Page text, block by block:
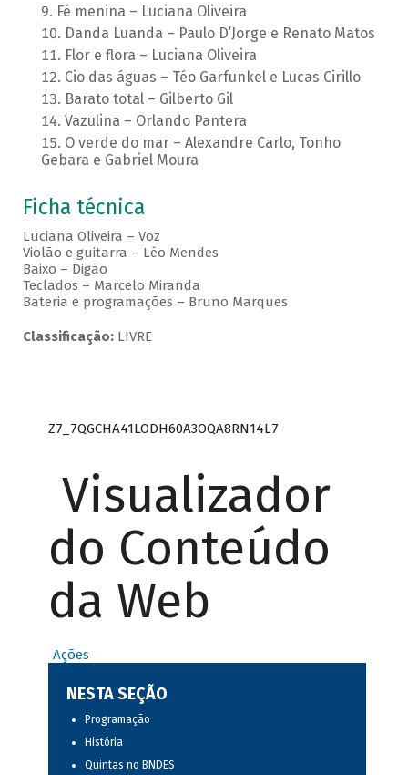
Fé menina – Luciana Oliveira
Danda Luanda – Paulo D’Jorge e Renato Matos
Flor e flora – Luciana Oliveira
Cio das águas – Téo Garfunkel e Lucas Cirillo
Barato total – Gilberto Gil
Vazulina – Orlando Pantera
O verde do mar – Alexandre Carlo, Tonho
Gebara e Gabriel Moura
Ficha técnica
Luciana Oliveira – Voz
Violão e guitarra – Léo Mendes
Baixo – Digão
Teclados – Marcelo Miranda
Bateria e programações – Bruno Marques
Classificação:LIVRE
Z7_7QGCHA41LODH60A3OQA8RN14L7
Visualizador
do Conteúdo
da Web
Ações
NESTA SEÇÃO
Programação
História
Quintas no BNDES